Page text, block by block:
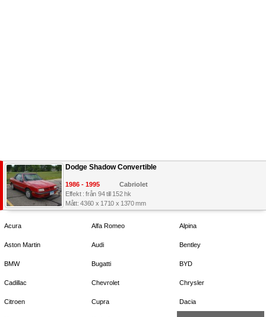
Dodge Shadow Convertible
1986 - 1995
Cabriolet
Effekt : från 94 till 152 hk
Mått: 4360 x 1710 x 1370 mm
Acura Alfa Romeo Alpina
Aston Martin Audi Bentley
BMW Bugatti BYD
Cadillac Chevrolet Chrysler
Citroen Cupra Dacia